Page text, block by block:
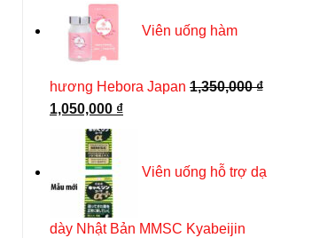
1,400,000 ₫.
Viên uống hàm
hương Hebora Japan 1,350,000₫
Giá
1,350,000 ₫.
1,050,000 ₫Giá
Viên uống hỗ trợ dạ
dày Nhật Bản MMSC Kyabeijin
Giá
gốc
là:
230,000 ₫.
150,000
hiện
tại
THÊM VÀO GIỎ HÀNG